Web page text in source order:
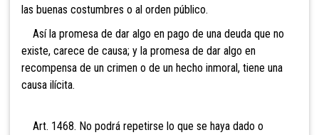
las buenas costumbres o al orden público.
Así la promesa de dar algo en pago de una deuda que no
existe, carece de causa; y la promesa de dar algo en
recompensa de un crimen o de un hecho inmoral, tiene una
causa ilícita.
Art. 1468. No podrá repetirse lo que se haya dado o